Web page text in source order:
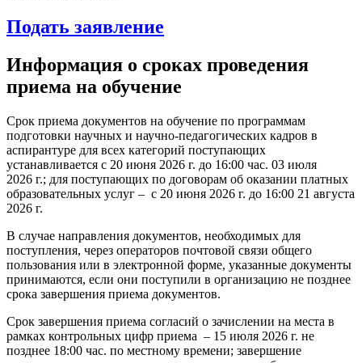
Подать заявление
Информация о сроках проведения
приема на обучение
Срок приема документов на обучение по программам
подготовки научных и научно-педагогических кадров в
аспирантуре для всех категорий поступающих
устанавливается с 20 июня 2026 г. до 16:00 час. 03 июля
2026 г.; для поступающих по договорам об оказании платных
образовательных услуг – с 20 июня 2026 г. до 16:00 21 августа
2026 г.
В случае направления документов, необходимых для
поступления, через операторов почтовой связи общего
пользования или в электронной форме, указанные документы
принимаются, если они поступили в организацию не позднее
срока завершения приема документов.
Срок завершения приема согласий о зачислении на места в
рамках контрольных цифр приема – 15 июля 2026 г. не
позднее 18:00 час. по местному времени; завершение